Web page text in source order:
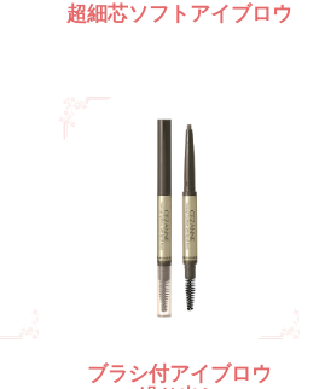
超細芯ソフトアイブロウ
ブラシ付アイブロウ